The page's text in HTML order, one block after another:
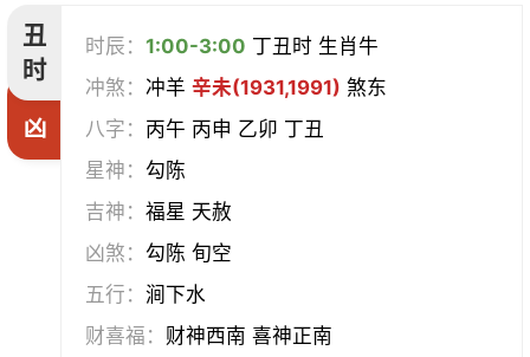
普渡 造庙 斋醮
移徙 分居 出火
习艺 栽种
放水 畋猎
求医 治病 安机械
丑
时
凶
时辰：1:00-3:00 丁丑时 生肖牛
冲煞：冲羊辛未(1931,1991) 煞东
八字： 丙午 丙申 乙卯 丁丑
星神： 勾陈
吉神：福星 天赦
凶煞： 勾陈 旬空
五行：涧下水
财喜福： 财神西南 喜神正南